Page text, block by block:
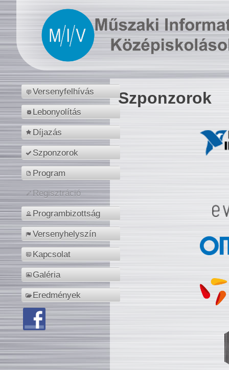
Versenyfelhívás
Lebonyolítás
Díjazás
Szponzorok
Program
Regisztráció
Programbizottság
Versenyhelyszín
Kapcsolat
Galéria
Eredmények
Szponzorok